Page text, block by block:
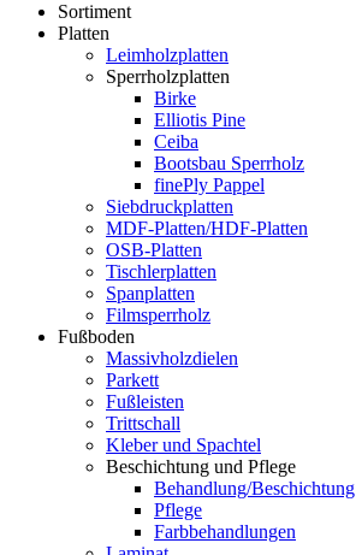
Sortiment
Platten
Leimholzplatten
Sperrholzplatten
Birke
Elliotis Pine
Ceiba
Bootsbau Sperrholz
finePly Pappel
Siebdruckplatten
MDF-Platten/HDF-Platten
OSB-Platten
Tischlerplatten
Spanplatten
Filmsperrholz
Fußboden
Massivholzdielen
Parkett
Fußleisten
Trittschall
Kleber und Spachtel
Beschichtung und Pflege
Behandlung/Beschichtung
Pflege
Farbbehandlungen